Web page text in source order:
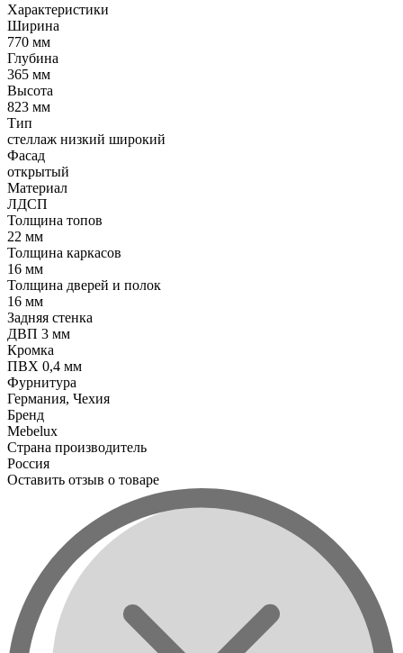
Характеристики
Ширина
770 мм
Глубина
365 мм
Высота
823 мм
Тип
стеллаж низкий широкий
Фасад
открытый
Материал
ЛДСП
Толщина топов
22 мм
Толщина каркасов
16 мм
Толщина дверей и полок
16 мм
Задняя стенка
ДВП 3 мм
Кромка
ПВХ 0,4 мм
Фурнитура
Германия, Чехия
Бренд
Mebelux
Страна производитель
Россия
Оставить отзыв о товаре